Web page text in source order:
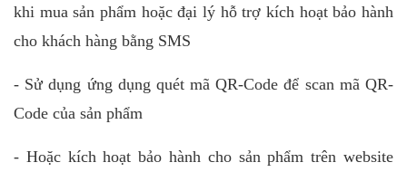
khi mua sản phẩm hoặc đại lý hỗ trợ kích hoạt bảo hành
cho khách hàng bằng SMS
- Sử dụng ứng dụng quét mã QR-Code để scan mã QR-
Code của sản phẩm
- Hoặc kích hoạt bảo hành cho sản phẩm trên website